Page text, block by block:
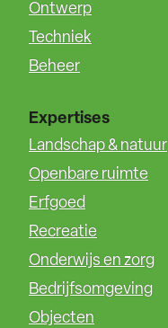
Ontwerp
Techniek
Beheer
Expertises
Landschap & natuur
Openbare ruimte
Erfgoed
Recreatie
Onderwijs en zorg
Bedrijfsomgeving
Objecten